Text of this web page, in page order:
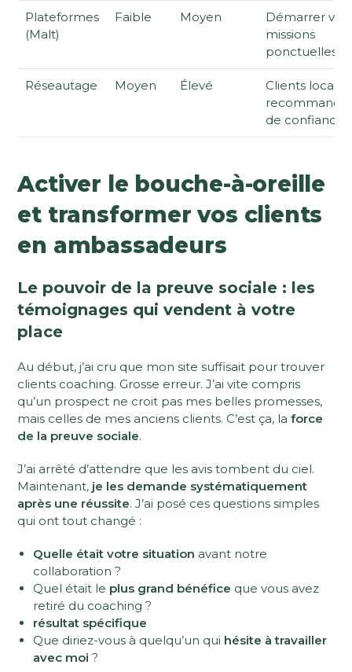
Plateformes
(Malt)
Faible Moyen
Démarrer vite,
missions
ponctuelles
Réseautage Moyen Élevé
Clients locaux,
de confiance
Activer le bouche-à-oreille
et transformer vos clients
en ambassadeurs
Le pouvoir de la preuve sociale : les
témoignages qui vendent à votre
place
Au début, j’ai cru que mon site suffisait pour trouver
clients coaching. Grosse erreur. J’ai vite compris
qu’un prospect ne croit pas mes belles promesses,
mais celles de mes anciens clients. C’est ça, laforce
de la preuve sociale.
J’ai arrêté d’attendre que les avis tombent du ciel.
Maintenant, je les demande systématiquement
après une réussite. J’ai posé ces questions simples
qui ont tout changé :
Quelle était votre situation avant notre
collaboration ?
Quel était le plus grand bénéfice que vous avez
retiré du coaching ?
résultat spécifique
Que diriez-vous à quelqu’un qui hésite à travailler
avec moi ?